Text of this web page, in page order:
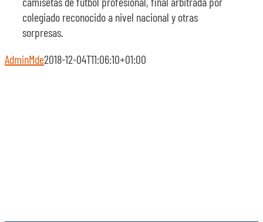
colegiado reconocido a nivel nacional y otras
sorpresas.
AdminMde2018-12-04T11:06:10+01:00